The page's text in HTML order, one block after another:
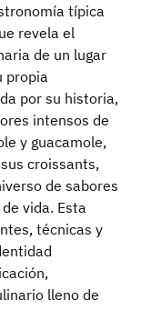
típica
revela el
de un lugar
propia
por su historia,
intensos de
y guacamole,
croissants,
de sabores
vida. Esta
técnicas y
lleno de